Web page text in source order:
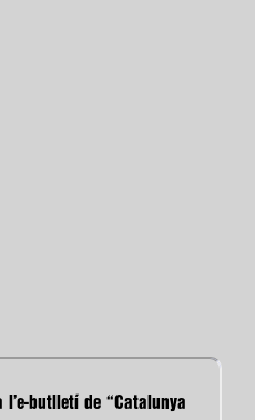
butlletí de “Catalunya